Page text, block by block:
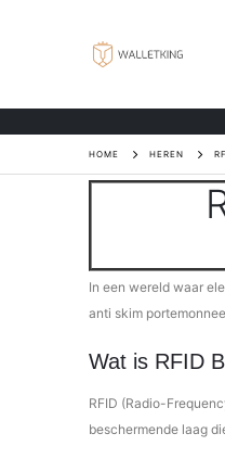
HOME HEREN
In een wereld waar
anti skim
Wat is RFID
RFID (Radio-
beschermende laag